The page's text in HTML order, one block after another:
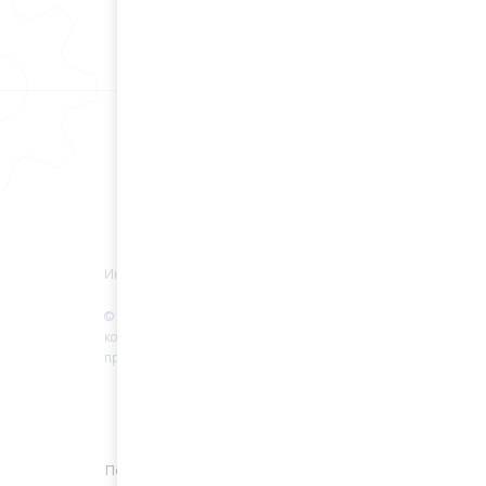
© 2022 Все права защищены. Любое
копирование материалов без разрешение
правообладателя запрещено.
Информация
Политика конфиденциальности